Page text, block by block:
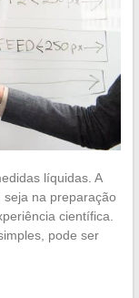
líquidas. A
na preparação
científica.
pode ser